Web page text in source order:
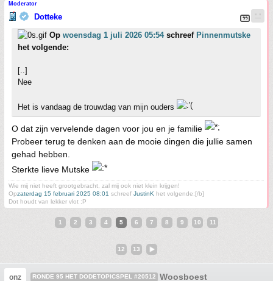
Moderator
Dotteke
Op woensdag 1 juli 2026 05:54schreef Pinnenmutske
het volgende:
[..]
Nee
Het is vandaag de trouwdag van mijn ouders
O dat zijn vervelende dagen voor jou en je familie
Probeer terug te denken aan de mooie dingen die jullie samen
gehad hebben.
Sterkte lieve Mutske
Wie mij niet heeft grootgebracht, zal mij ook niet klein krijgen!
Opzaterdag 15 februari 2025 08:01 schreef JustinK het volgende:[/b]
Dot houdt van lekker vlot :P
1 2 3 4 5 6 7 8 9 10 11
12 13
onz RONDE 95 HET DODETOPICSPEL #20512 Woosboest